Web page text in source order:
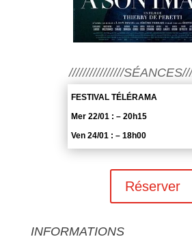
////////////////
FESTIVAL TÉLÉRAMA
Mer 22/01 : – 20h15
Ven 24/01 : – 18h00
Réserver
INFORMATIONS